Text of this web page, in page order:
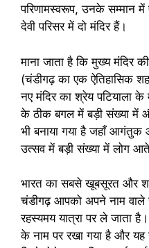
परिणामस्वरूप, उनके सम्मान में
देवी परिसर में दो मंदिर हैं।
माना जाता है कि मुख्य मंदिर
(चंडीगढ़ का एक ऐतिहासिक
नए मंदिर का श्रेय पटियाला के
के ठीक बगल में बड़ी संख्या में
भी बनाया गया है जहाँ
उत्सव में बड़ी संख्या में लोग
भारत का सबसे खूबसूरत और
चंडीगढ़ आपको अपने नाम वाले
रहस्यमय यात्रा पर ले जाता
के नाम पर रखा गया है और यह